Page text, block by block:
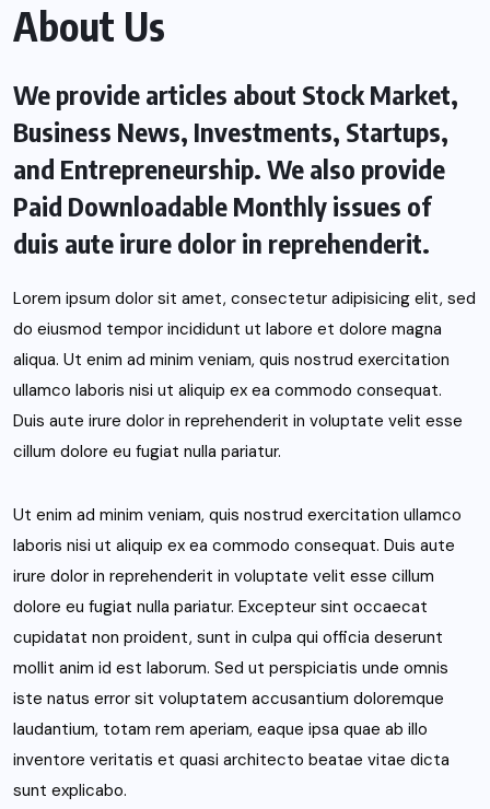
About Us
We provide articles about Stock Market,
Business News, Investments, Startups,
and Entrepreneurship. We also provide
Paid Downloadable Monthly issues of
duis aute irure dolor in reprehenderit.
Lorem ipsum dolor sit amet, consectetur adipisicing elit, sed
do eiusmod tempor incididunt ut labore et dolore magna
aliqua. Ut enim ad minim veniam, quis nostrud exercitation
ullamco laboris nisi ut aliquip ex ea commodo consequat.
Duis aute irure dolor in reprehenderit in voluptate velit esse
cillum dolore eu fugiat nulla pariatur.
Ut enim ad minim veniam, quis nostrud exercitation ullamco
laboris nisi ut aliquip ex ea commodo consequat. Duis aute
irure dolor in reprehenderit in voluptate velit esse cillum
dolore eu fugiat nulla pariatur. Excepteur sint occaecat
cupidatat non proident, sunt in culpa qui officia deserunt
mollit anim id est laborum. Sed ut perspiciatis unde omnis
iste natus error sit voluptatem accusantium doloremque
laudantium, totam rem aperiam, eaque ipsa quae ab illo
inventore veritatis et quasi architecto beatae vitae dicta
sunt explicabo.